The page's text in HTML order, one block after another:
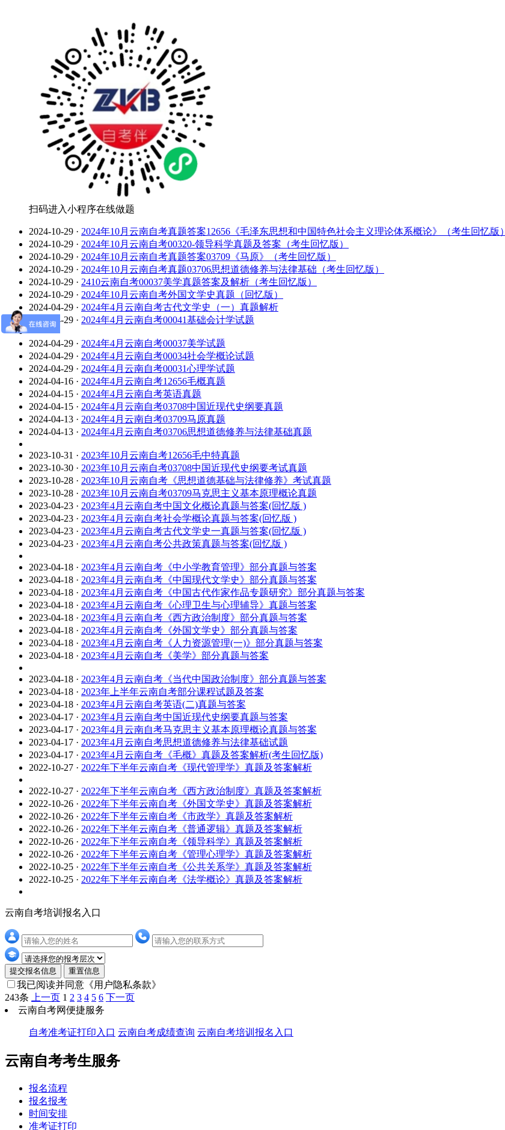
扫码进入小程序在线做题
2024-10-29 · 2024年10月云南自考真题答案12656《毛泽东思想和中国特色社会主义理论体系概论》（考生回忆版）
2024-10-29 · 2024年10月云南自考00320-领导科学真题及答案（考生回忆版）
2024-10-29 · 2024年10月云南自考真题答案03709《马原》（考生回忆版）
2024-10-29 · 2024年10月云南自考真题03706思想道德修养与法律基础（考生回忆版）
2024-10-29 · 2410云南自考00037美学真题答案及解析（考生回忆版）
2024-10-29 · 2024年10月云南自考外国文学史真题（回忆版）
2024-04-29 · 2024年4月云南自考古代文学史（一）真题解析
2024-04-29 · 2024年4月云南自考00041基础会计学试题
2024-04-29 · 2024年4月云南自考00037美学试题
2024-04-29 · 2024年4月云南自考00034社会学概论试题
2024-04-29 · 2024年4月云南自考00031心理学试题
2024-04-16 · 2024年4月云南自考12656毛概真题
2024-04-15 · 2024年4月云南自考英语真题
2024-04-15 · 2024年4月云南自考03708中国近现代史纲要真题
2024-04-13 · 2024年4月云南自考03709马原真题
2024-04-13 · 2024年4月云南自考03706思想道德修养与法律基础真题
2023-10-31 · 2023年10月云南自考12656毛中特真题
2023-10-30 · 2023年10月云南自考03708中国近现代史纲要考试真题
2023-10-28 · 2023年10月云南自考《思想道德基础与法律修养》考试真题
2023-10-28 · 2023年10月云南自考03709马克思主义基本原理概论真题
2023-04-23 · 2023年4月云南自考中国文化概论真题与答案(回忆版 )
2023-04-23 · 2023年4月云南自考社会学概论真题与答案(回忆版 )
2023-04-23 · 2023年4月云南自考古代文学史一真题与答案(回忆版 )
2023-04-23 · 2023年4月云南自考公共政策真题与答案(回忆版 )
2023-04-18 · 2023年4月云南自考《中小学教育管理》部分真题与答案
2023-04-18 · 2023年4月云南自考《中国现代文学史》部分真题与答案
2023-04-18 · 2023年4月云南自考《中国古代作家作品专题研究》部分真题与答案
2023-04-18 · 2023年4月云南自考《心理卫生与心理辅导》真题与答案
2023-04-18 · 2023年4月云南自考《西方政治制度》部分真题与答案
2023-04-18 · 2023年4月云南自考《外国文学史》部分真题与答案
2023-04-18 · 2023年4月云南自考《人力资源管理(一)》部分真题与答案
2023-04-18 · 2023年4月云南自考《美学》部分真题与答案
2023-04-18 · 2023年4月云南自考《当代中国政治制度》部分真题与答案
2023-04-18 · 2023年上半年云南自考部分课程试题及答案
2023-04-18 · 2023年4月云南自考英语(二)真题与答案
2023-04-17 · 2023年4月云南自考中国近现代史纲要真题与答案
2023-04-17 · 2023年4月云南自考马克思主义基本原理概论真题与答案
2023-04-17 · 2023年4月云南自考思想道德修养与法律基础试题
2023-04-17 · 2023年4月云南自考《毛概》真题及答案解析(考生回忆版)
2022-10-27 · 2022年下半年云南自考《现代管理学》真题及答案解析
2022-10-27 · 2022年下半年云南自考《西方政治制度》真题及答案解析
2022-10-26 · 2022年下半年云南自考《外国文学史》真题及答案解析
2022-10-26 · 2022年下半年云南自考《市政学》真题及答案解析
2022-10-26 · 2022年下半年云南自考《普通逻辑》真题及答案解析
2022-10-26 · 2022年下半年云南自考《领导科学》真题及答案解析
2022-10-26 · 2022年下半年云南自考《管理心理学》真题及答案解析
2022-10-25 · 2022年下半年云南自考《公共关系学》真题及答案解析
2022-10-25 · 2022年下半年云南自考《法学概论》真题及答案解析
云南自考培训报名入口
提交报名信息 重置信息
我已阅读并同意 《用户隐私条款》
243条
上一页 1 2 3 4 5 6 下一页
云南自考网便捷服务
自考准考证打印入口 云南自考成绩查询 云南自考培训报名入口
云南自考考生服务
报名流程
报名报考
时间安排
准考证打印